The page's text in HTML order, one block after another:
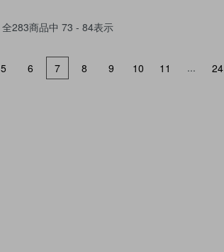
全283商品中 73 - 84表示
5 6 7 8 9 10 11 ... 24